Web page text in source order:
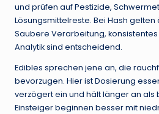
und prüfen auf Pestizide,
Lösungsmittelreste. Bei Hash
Saubere Verarbeitung,
Analytik sind entscheidend.
Edibles sprechen jene an, die
bevorzugen. Hier ist Dosierung
verzögert ein und hält länger an als
Einsteiger beginnen besser mit